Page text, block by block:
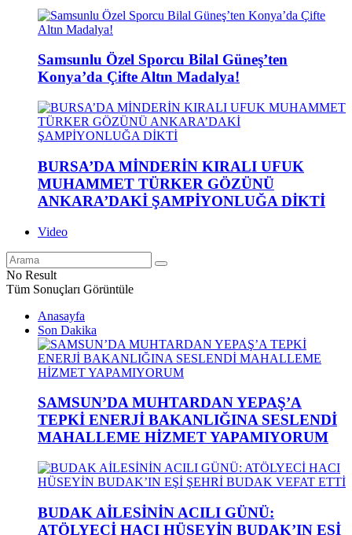
Samsunlu Özel Sporcu Bilal Güneş’ten
Konya’da Çifte Altın Madalya!
BURSA’DA MİNDERİN KIRALI UFUK
MUHAMMET TÜRKER GÖZÜNÜ
ANKARA’DAKİ ŞAMPİYONLUĞA DİKTİ
Video
No Result
Tüm Sonuçları Görüntüle
Anasayfa
Son Dakika
SAMSUN’DA MUHTARDAN YEPAŞ’A
TEPKİ ENERJİ BAKANLIĞINA SESLENDİ
MAHALLEME HİZMET YAPAMIYORUM
BUDAK AİLESİNİN ACILI GÜNÜ:
ATÖLYECİ HACI HÜSEYİN BUDAK’IN EŞİ